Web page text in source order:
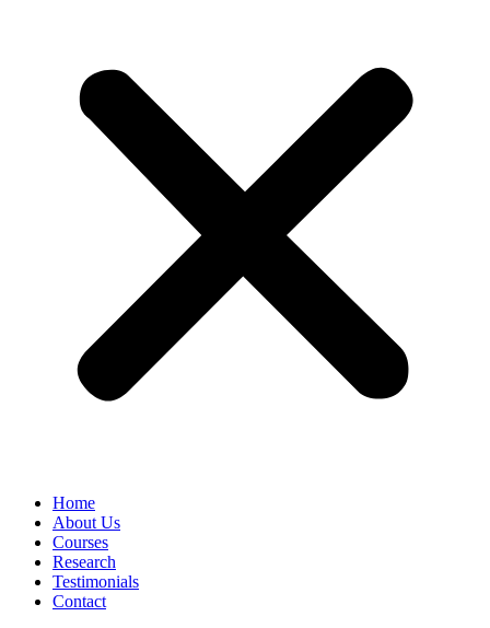
Home
About Us
Courses
Research
Testimonials
Contact